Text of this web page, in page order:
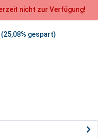
nicht zur Verfügung!
(25,08% gespart)